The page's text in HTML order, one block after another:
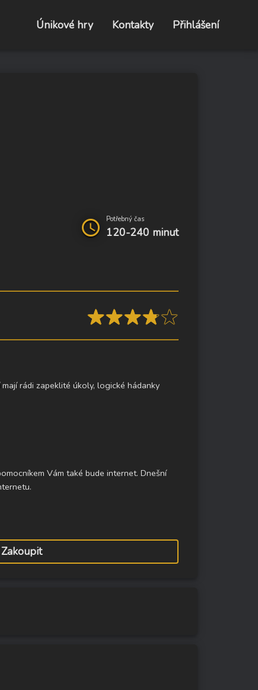
Únikové hry Kontakty Přihlášení
query_builder Potřebný čas
120-240 minut
★★★★★
★★★★★
rádi zapeklité úkoly, logické hádanky
Vám také bude internet. Dnešní
Zakoupit